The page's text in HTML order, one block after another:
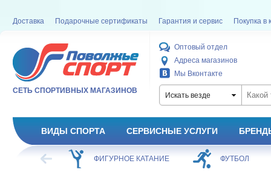
Доставка Подарочные сертификаты Гарантия и сервис Покупка в
СЕТЬ СПОРТИВНЫХ МАГАЗИНОВ
Оптовый отдел
Адреса магазинов
Мы Вконтакте
Искать везде
ВИДЫ СПОРТА СЕРВИСНЫЕ УСЛУГИ
ХОККЕЙ ФИГУРНОЕ КАТАНИЕ ФУТБОЛ